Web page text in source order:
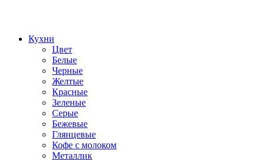
Кухни
Цвет
Белые
Черные
Желтые
Красные
Зеленые
Серые
Бежевые
Глянцевые
Кофе с молоком
Металлик